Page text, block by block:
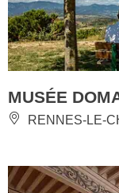
MUSÉE
RENNES-LE-